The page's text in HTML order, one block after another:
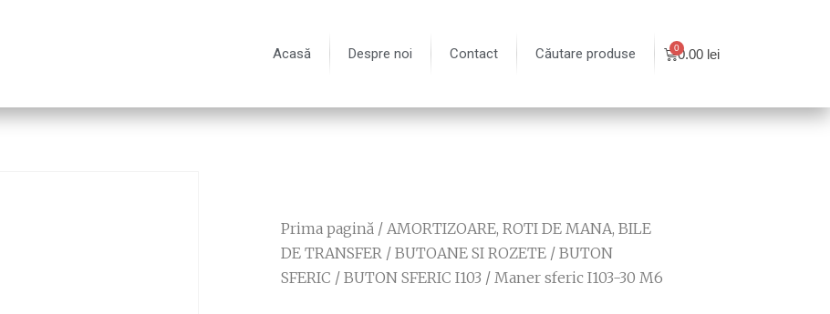
Acasă Despre noi Contact Căutare produse 0.00 lei
Prima pagină / AMORTIZOARE, ROTI DE MANA, BILE
DE TRANSFER / BUTOANE SI ROZETE / BUTON
SFERIC / BUTON SFERIC I103 / Maner sferic I103-30 M6